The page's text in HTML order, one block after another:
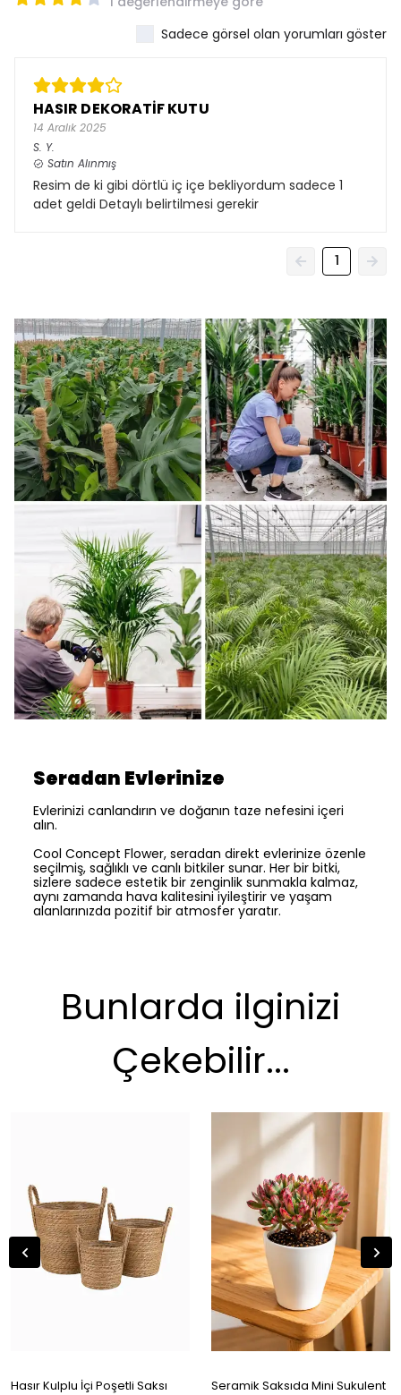
Sadece görsel olan yorumları göster
HASIR DEKORATİF KUTU
14 Aralık 2025
S. Y.
Satın Alınmış
Resim de ki gibi dörtlü iç içe bekliyordum sadece 1
adet geldi Detaylı belirtilmesi gerekir
1
Seradan Evlerinize
Evlerinizi canlandırın ve doğanın taze nefesini içeri
alın.
Cool Concept Flower, seradan direkt evlerinize özenle
seçilmiş, sağlıklı ve canlı bitkiler sunar. Her bir bitki,
sizlere sadece estetik bir zenginlik sunmakla kalmaz,
aynı zamanda hava kalitesini iyileştirir ve yaşam
alanlarınızda pozitif bir atmosfer yaratır.
Bunlarda ilginizi
Çekebilir...
Hasır Kulplu İçi Poşetli Saksı Seramik Saksıda Mini Sukulent